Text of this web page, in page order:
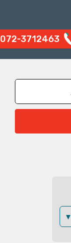
072-3712463
▼